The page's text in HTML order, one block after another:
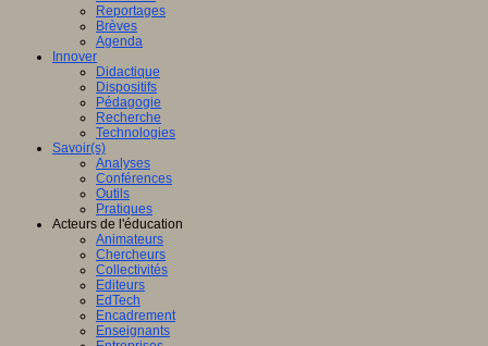
Reportages
Brèves
Agenda
Innover
Didactique
Dispositifs
Pédagogie
Recherche
Technologies
Savoir(s)
Analyses
Conférences
Outils
Pratiques
Acteurs de l'éducation
Animateurs
Chercheurs
Collectivités
Editeurs
EdTech
Encadrement
Enseignants